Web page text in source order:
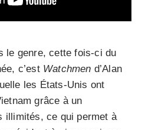
le genre, cette fois-ci du
c’est Watchmen d’Alan
les États-Unis ont
grâce à un
illimités, ce qui permet à